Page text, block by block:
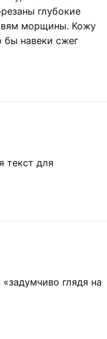
глубокие
морщины. Кожу
бы навеки сжег
текст для
глядя на